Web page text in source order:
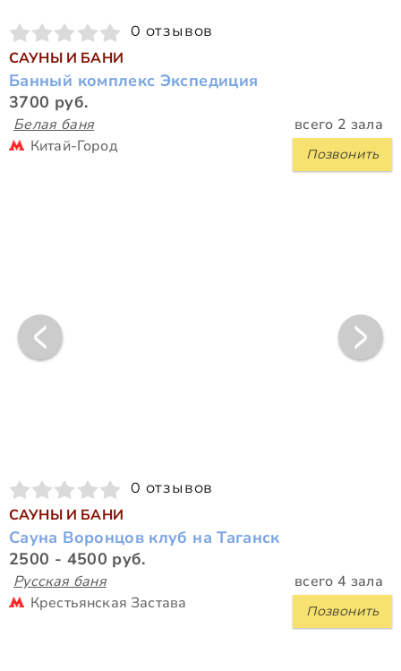
0 отзывов
САУНЫ И БАНИ
Банный комплекс Экспедиция
3700 руб.
Белая баня всего 2 зала
Позвонить
Китай-Город
0 отзывов
САУНЫ И БАНИ
Сауна Воронцов клуб на Таганск
2500 - 4500 руб.
Русская баня всего 4 зала
Позвонить
Крестьянская Застава